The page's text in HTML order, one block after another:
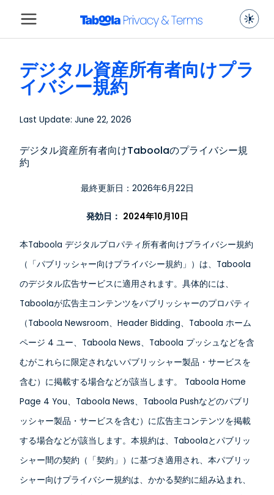
デジタル資産所有者向けプラ
イバシー規約
Last Update: June 22, 2026
デジタル資産所有者向けTaboolaのプライバシー規
約
最終更新日：2026年6月22日
発効日： 2024年10月10日
本Taboola デジタルプロパティ所有者向けプライバシー規約
（「パブリッシャー向けプライバシー規約」）は、Taboola
のデジタル広告サービスに適用されます。具体的には、
Taboolaが広告主コンテンツをパブリッシャーのプロパティ
（Taboola Newsroom、Header Bidding、Taboola ホーム
ページ 4 ユー、Taboola News、Taboola プッシュなどを含
むがこれらに限定されないパブリッシャー製品・サービスを
含む）に掲載する場合などが該当します。 Taboola Home
Page 4 You、Taboola News、Taboola Pushなどのパブリ
ッシャー製品・サービスを含む）に広告主コンテンツを掲載
する場合などが該当します。本規約は、Taboolaとパブリッ
シャー間の契約（「契約」）に基づき適用され、本パブリッ
シャー向けプライバシー規約は、かかる契約に組み込まれ、